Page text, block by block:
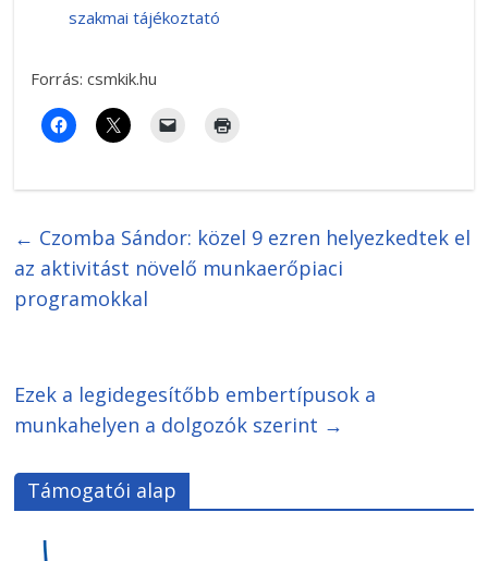
szakmai tájékoztató
Forrás: csmkik.hu
← Czomba Sándor: közel 9 ezren helyezkedtek el
az aktivitást növelő munkaerőpiaci
programokkal
Ezek a legidegesítőbb embertípusok a
munkahelyen a dolgozók szerint →
Támogatói alap